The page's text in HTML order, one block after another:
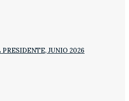
PRESIDENTE, JUNIO 2026